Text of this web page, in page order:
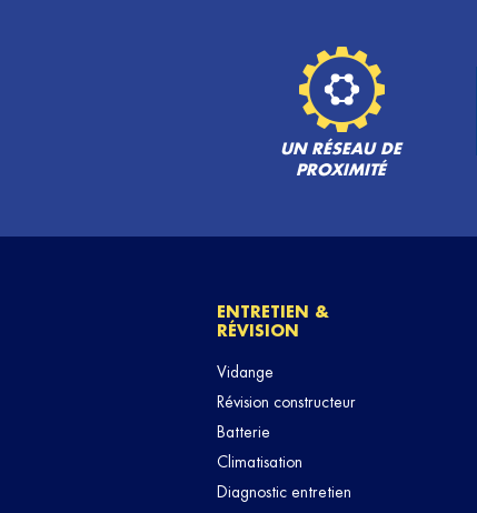
UN RÉSEAU DE
PROXIMITÉ
ENTRETIEN &
RÉVISION
Vidange
Révision constructeur
Batterie
Climatisation
Diagnostic entretien